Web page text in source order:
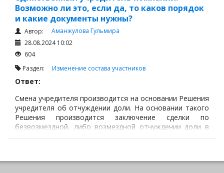
Возможно ли это, если да, то каков порядок
и какие документы нужны?
Автор:
Аманжулова Гульмира
28.08.2024 10:02
604
Раздел: Изменение состава участников
Ответ:
Смена учредителя производится на основании Решения
учредителя об отчуждении доли. На основании такого
Решения производится заключение сделки по
безвозмездной, либо возмездной отчуждении доли в
учредительном капитале. Данная сделка оформляется